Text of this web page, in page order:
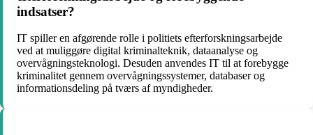
indsatser?
IT spiller en afgørende rolle i politiets efterforskningsarbejde
ved at muliggøre digital kriminalteknik, dataanalyse og
overvågningsteknologi. Desuden anvendes IT til at forebygge
kriminalitet gennem overvågningssystemer, databaser og
informationsdeling på tværs af myndigheder.